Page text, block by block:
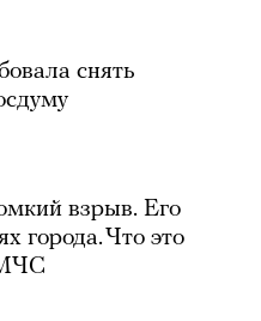
снять
взрыв. Его
города. Что это